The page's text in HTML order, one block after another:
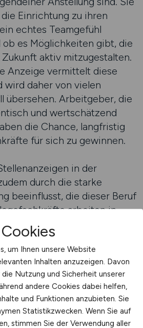
Einrichtung zu ihren
echtes Teamgefühl
ob es Möglichkeiten gibt, die
aktiv mitzugestalten.
Anzeige vermittelt diese
wird daher von vielen
übersehen. Arbeitgeber, die
und wertschätzend
die Chance, langfristig
für sich zu gewinnen.
in der
durch die starke
beeinflusst, die dieser Beruf
arbeiten in
Verantwortung, Empathie
unverzichtbar sind. Eine
Aspekt aufgreift und
diese Werte lebt,
an. Hier zeigt sich, dass
nur Informationen
auch Vertrauen schaffen
dass die Einrichtung ein
Cookies
um Ihnen unsere Website
Inhalten anzuzeigen. Davon
Nutzung und Sicherheit unserer
andere Cookies dabei helfen,
und Funktionen anzubieten. Sie
Statistikzwecken. Wenn Sie auf
stimmen Sie der Verwendung aller